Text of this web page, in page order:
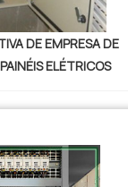
DE EMPRESA DE
ELÉTRICOS